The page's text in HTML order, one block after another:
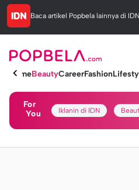
Baca artikel Popbela lainnya di
HomeBeautyCareerFashion
For
You
Iklanin di IDN